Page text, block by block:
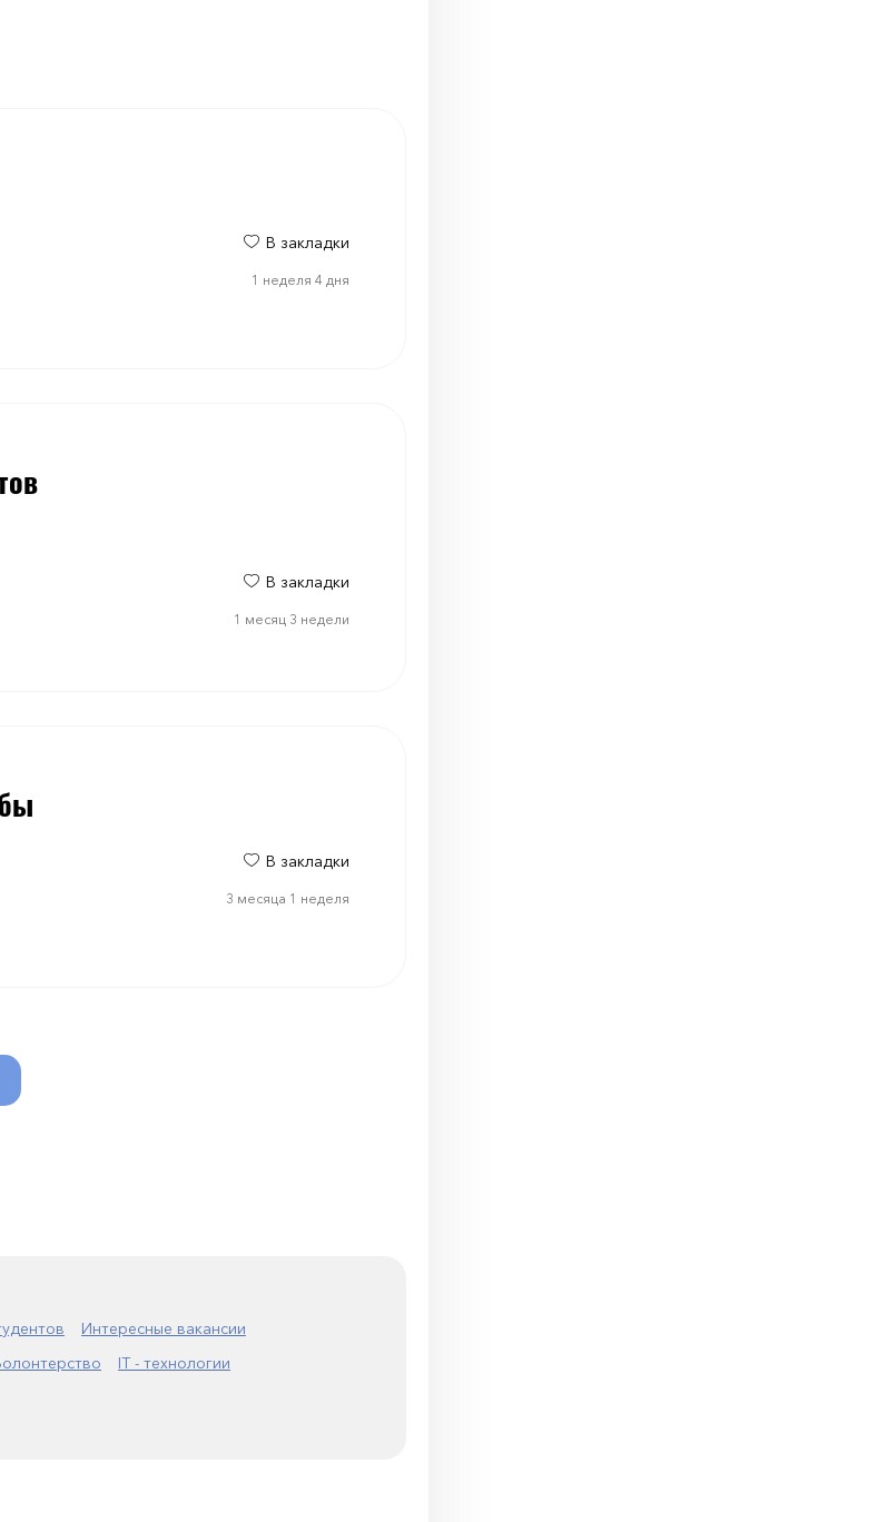
В закладки
1 неделя 4 дня
В закладки
1 месяц 3 недели
В закладки
3 месяца 1 неделя
Интересные вакансии
IT - технологии